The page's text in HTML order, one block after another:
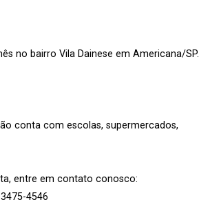
no bairro Vila Dainese em Americana/SP.
conta com escolas, supermercados,
entre em contato conosco:
4546